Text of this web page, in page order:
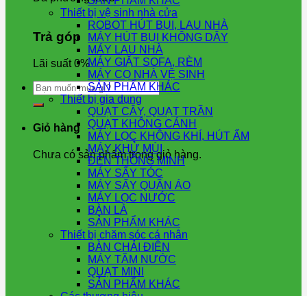
Trả góp
Lãi suất 0%
Tìm
kiếm:
Giỏ hàng
Chưa có sản phẩm trong giỏ hàng.
Thiết bị vệ sinh nhà cửa
ROBOT HÚT BỤI, LAU NHÀ
MÁY HÚT BỤI KHÔNG DÂY
MÁY LAU NHÀ
MÁY GIẶT SOFA, RÈM
MÁY CỌ NHÀ VỆ SINH
SẢN PHẨM KHÁC
Thiết bị gia dụng
QUẠT CÂY, QUẠT TRẦN
QUẠT KHÔNG CÁNH
MÁY LỌC KHÔNG KHÍ, HÚT ẨM
MÁY KHỬ MÙI
ĐÈN THÔNG MINH
MÁY SẤY TÓC
MÁY SẤY QUẦN ÁO
MÁY LỌC NƯỚC
BÀN LÀ
SẢN PHẨM KHÁC
Thiết bị chăm sóc cá nhân
BÀN CHẢI ĐIỆN
MÁY TĂM NƯỚC
QUẠT MINI
SẢN PHẨM KHÁC